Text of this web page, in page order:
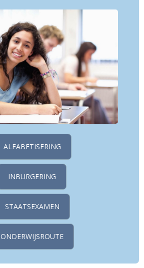
ALFABETISERING
INBURGERING
STAATSEXAMEN
ONDERWIJSROUTE